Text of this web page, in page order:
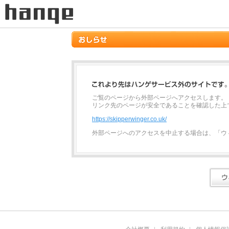
ご覧のページから外部ページへアクセスします。
リンク先のページが安全であることを確認した
https://skipperwinger.co.uk/
外部ページへのアクセスを中止する場合は、「